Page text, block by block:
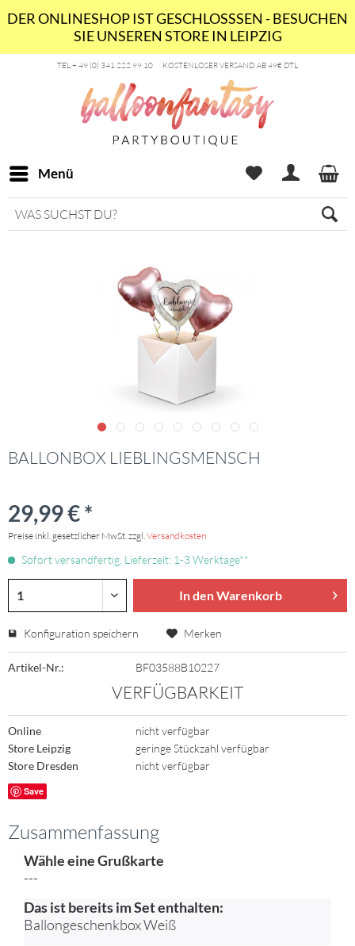
DER ONLINESHOP IST GESCHLOSSSEN - BESUCHEN
SIE UNSEREN STORE IN LEIPZIG
TEL + 49 (0) 341 222 99 10 KOSTENLOSER VERSAND AB 49€ DTL
Menü
BALLONBOX LIEBLINGSMENSCH
29,99 € *
Preise inkl. gesetzlicher MwSt. zzgl.Versandkosten
Sofort versandfertig, Lieferzeit: 1-3 Werktage**
In den Warenkorb
Konfiguration speichern Merken
Artikel-Nr.: BF03588B10227
VERFÜGBARKEIT
Online
nicht verfügbar
Store Leipzig
geringe Stückzahl verfügbar
Store Dresden
nicht verfügbar
Save
Zusammenfassung
Wähle eine Grußkarte
---
Das ist bereits im Set enthalten:
Ballongeschenkbox Weiß